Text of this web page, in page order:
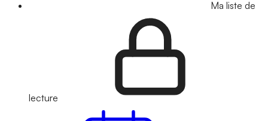
Ma liste de
lecture